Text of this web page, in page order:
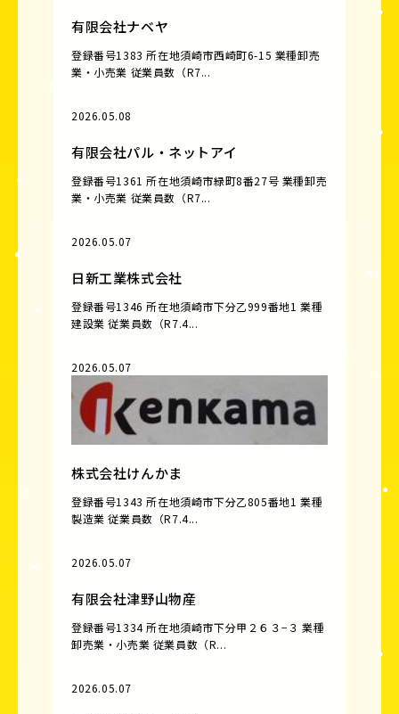
有限会社ナベヤ
登録番号1383 所在地須崎市西崎町6-15 業種卸売
業・小売業 従業員数（R7...
2026.05.08
有限会社パル・ネットアイ
登録番号1361 所在地須崎市緑町8番27号 業種卸売
業・小売業 従業員数（R7...
2026.05.07
日新工業株式会社
登録番号1346 所在地須崎市下分乙999番地1 業種
建設業 従業員数（R7.4...
2026.05.07
株式会社けんかま
登録番号1343 所在地須崎市下分乙805番地1 業種
製造業 従業員数（R7.4...
2026.05.07
有限会社津野山物産
登録番号1334 所在地須崎市下分甲２６３−３ 業種
卸売業・小売業 従業員数（R...
2026.05.07